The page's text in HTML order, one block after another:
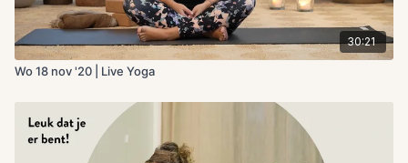
30:21
Wo 18 nov '20 | Live Yoga